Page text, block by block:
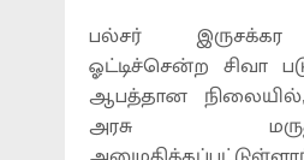
பல்சர்
ஓட்டிச்சென்ற சிவா
ஆபத்தான
அரசு